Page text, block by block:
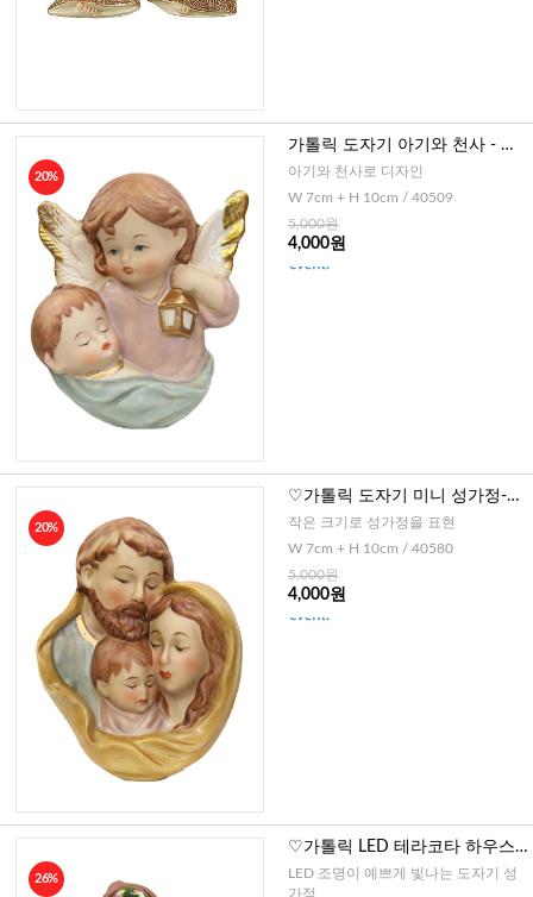
20%
가톨릭 도자기 아기와 천사 - 벽
걸이형
아기와 천사로 디자인
W 7cm + H 10cm / 40509
5,000원
4,000원
20%
♡가톨릭 도자기 미니 성가정-벽
걸이형
작은 크기로 성가정을 표현
W 7cm + H 10cm / 40580
5,000원
4,000원
26%
♡가톨릭 LED 테라코타 하우스
성가정
LED 조명이 예쁘게 빛나는 도자기 성
가정